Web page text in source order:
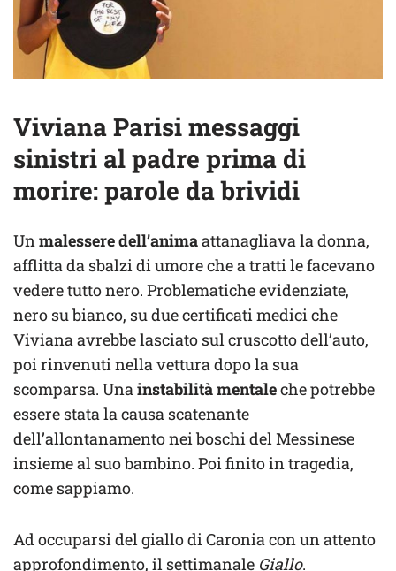
Viviana Parisi messaggi
sinistri al padre prima di
morire: parole da brividi
Unmalessere dell’animaattanagliava la donna,
afflitta da sbalzi di umore che a tratti le facevano
vedere tutto nero. Problematiche evidenziate,
nero su bianco, su due certificati medici che
Viviana avrebbe lasciato sul cruscotto dell’auto,
poi rinvenuti nella vettura dopo la sua
scomparsa. Unainstabilità mentaleche potrebbe
essere stata la causa scatenante
dell’allontanamento nei boschi del Messinese
insieme al suo bambino. Poi finito in tragedia,
come sappiamo.
Ad occuparsi del giallo di Caronia con un attento
approfondimento, il settimanale Giallo.